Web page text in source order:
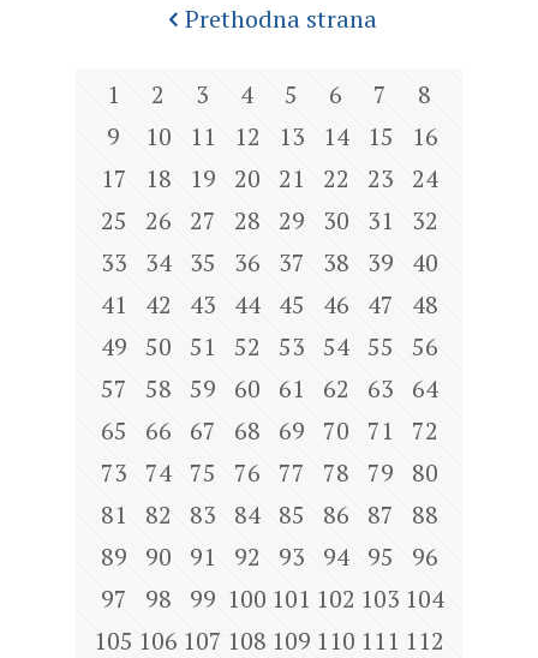
Prethodna strana
1 2 3 4 5 6 7
8
9
10 11 12 13 14 15
16
17
18 19 20 21 22 23
24
25
26 27 28 29 30 31
32
33
34 35 36 37 38 39
40
41
42 43 44 45 46 47
48
49
50 51 52 53 54 55
56
57
58 59 60 61 62 63
64
65
66 67 68 69 70 71
72
73
74 75 76 77 78 79
80
81
82 83 84 85 86 87
88
89
90 91 92 93 94 95
96
97
98 99 100 101 102 103 104
105 106 107 108 109 110 111 112